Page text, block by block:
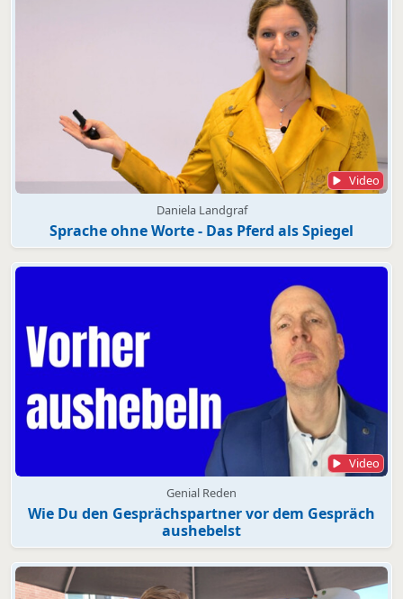
Video
Daniela Landgraf
Sprache ohne Worte - Das Pferd als Spiegel
Video
Genial Reden
Wie Du den Gesprächspartner vor dem Gespräch
aushebelst